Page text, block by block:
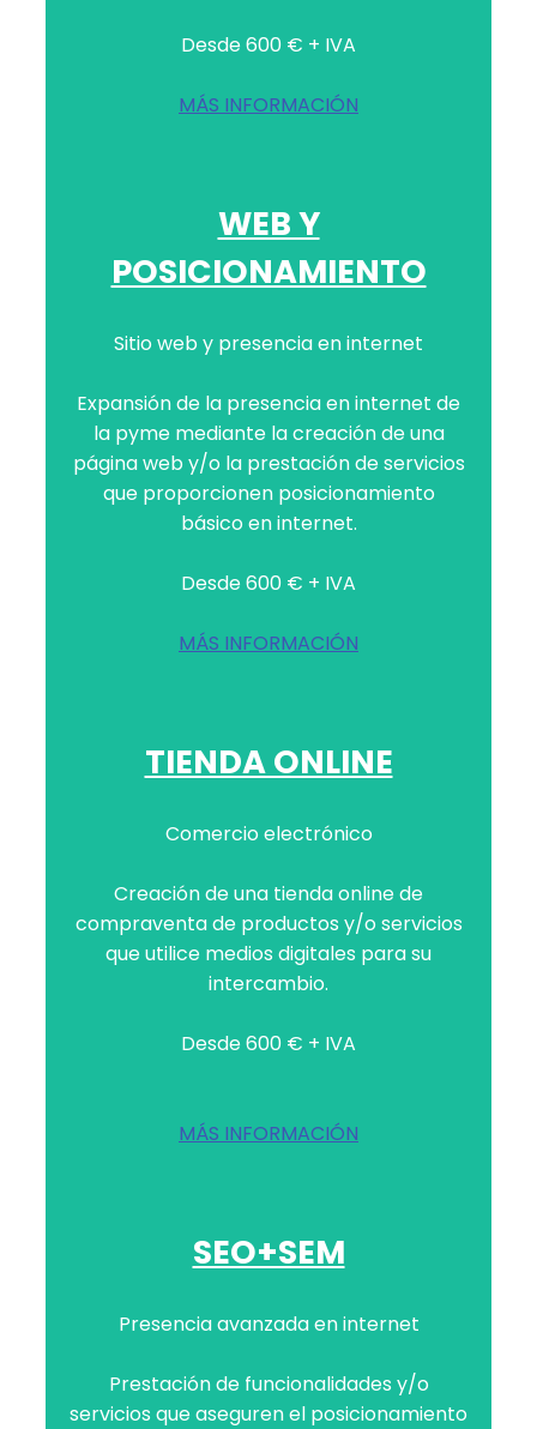
Desde 600 € + IVA
MÁS INFORMACIÓN
WEB Y
POSICIONAMIENTO
Sitio web y presencia en internet
Expansión de la presencia en internet de
la pyme mediante la creación de una
página web y/o la prestación de servicios
que proporcionen posicionamiento
básico en internet.
Desde 600 € + IVA
MÁS INFORMACIÓN
TIENDA ONLINE
Comercio electrónico
Creación de una tienda online de
compraventa de productos y/o servicios
que utilice medios digitales para su
intercambio.
Desde 600 € + IVA
MÁS INFORMACIÓN
SEO+SEM
Presencia avanzada en internet
Prestación de funcionalidades y/o
servicios que aseguren el posicionamiento